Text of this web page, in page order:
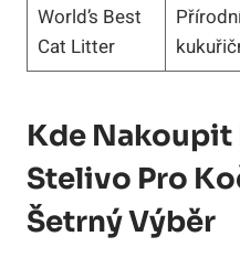
World’s Best
Cat Litter
Kde
Stelivo Pro
Šetrný Výběr